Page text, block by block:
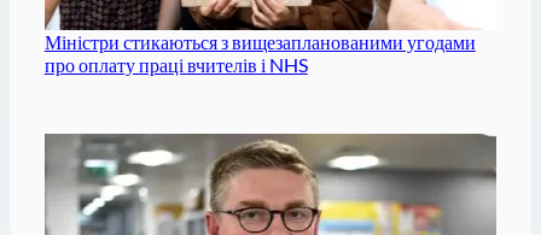
Міністри стикаються з вищезапланованими угодами
про оплату праці вчителів і NHS